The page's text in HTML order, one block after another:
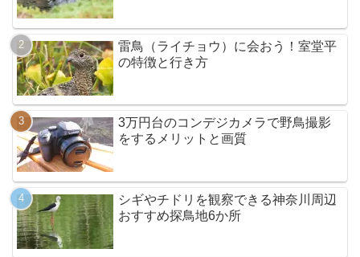
雷鳥（ライチョウ）に会おう！室堂平
の特徴と行き方
3万円台のコンデジカメラで野鳥撮影
をするメリットと画質
シギやチドリを観察できる神奈川周辺
おすすめ探鳥地6か所